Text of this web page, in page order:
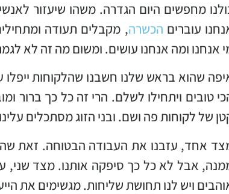
מחפשים היום הגדרה. משהו שיעזור
עוברים הכשרה, מקבלים תעודה
אנחנו ומה אנחנו עושים. ומשום מה זה לא
שהוא בראש שלנו חשבנו שהלקוחות ייפלו
טובים ויתחילו לשלם. הרי זה כל כך ברור
של לקוחות פה ושם. ובני הזוג מסתכלים
אחד, עזבנו את העבודה הבטוחה. זאת
אבל לא כל כך סיפקה אותנו. מצד שני,
ויש לנו תחושת שליחות. מגשימים את